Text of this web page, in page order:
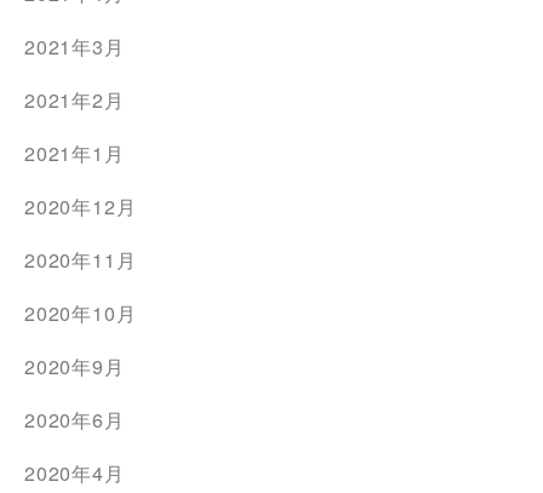
2021年3月
2021年2月
2021年1月
2020年12月
2020年11月
2020年10月
2020年9月
2020年6月
2020年4月